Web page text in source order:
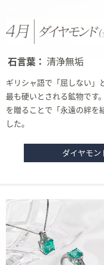
石言葉： 清浄無垢
ギリシャ語で「屈しない」
最も硬いとされる鉱物です
を贈ることで「永遠の絆を
した。
ダイヤモン